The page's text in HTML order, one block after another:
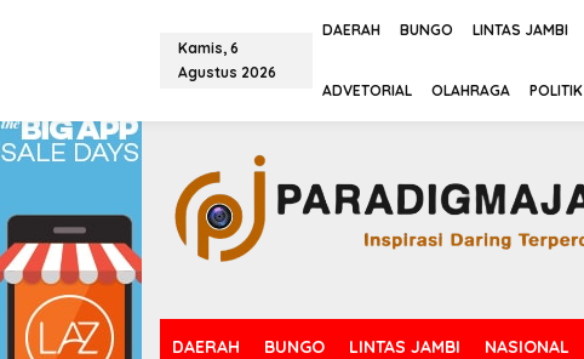
i
k
e
n
t
e
Kamis, 6
Agustus 2026
DAERAH BUNGO LINTAS JAMBI
ADVETORIAL OLAHRAGA POLITIK
DAERAH BUNGO LINTAS JAMBI NASIONAL